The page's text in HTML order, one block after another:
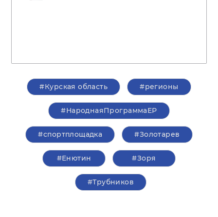
#Курская область #регионы
#НароднаяПрограммаЕР
#спортплощадка #Золотарев
#Енютин #Зоря
#Трубников